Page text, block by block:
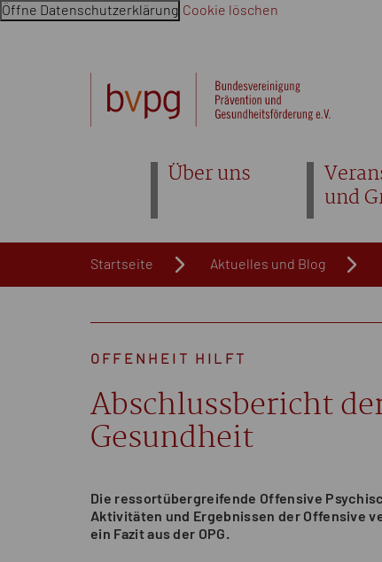
Öffne Datenschutzerklärung Cookie löschen
Über uns
und
Startseite Aktuelles und Blog
OFFENHEIT HILFT
Abschlussbericht
Gesundheit
Die ressortübergreifende Offensive
Aktivitäten und Ergebnissen der Offensive
ein Fazit aus der OPG.